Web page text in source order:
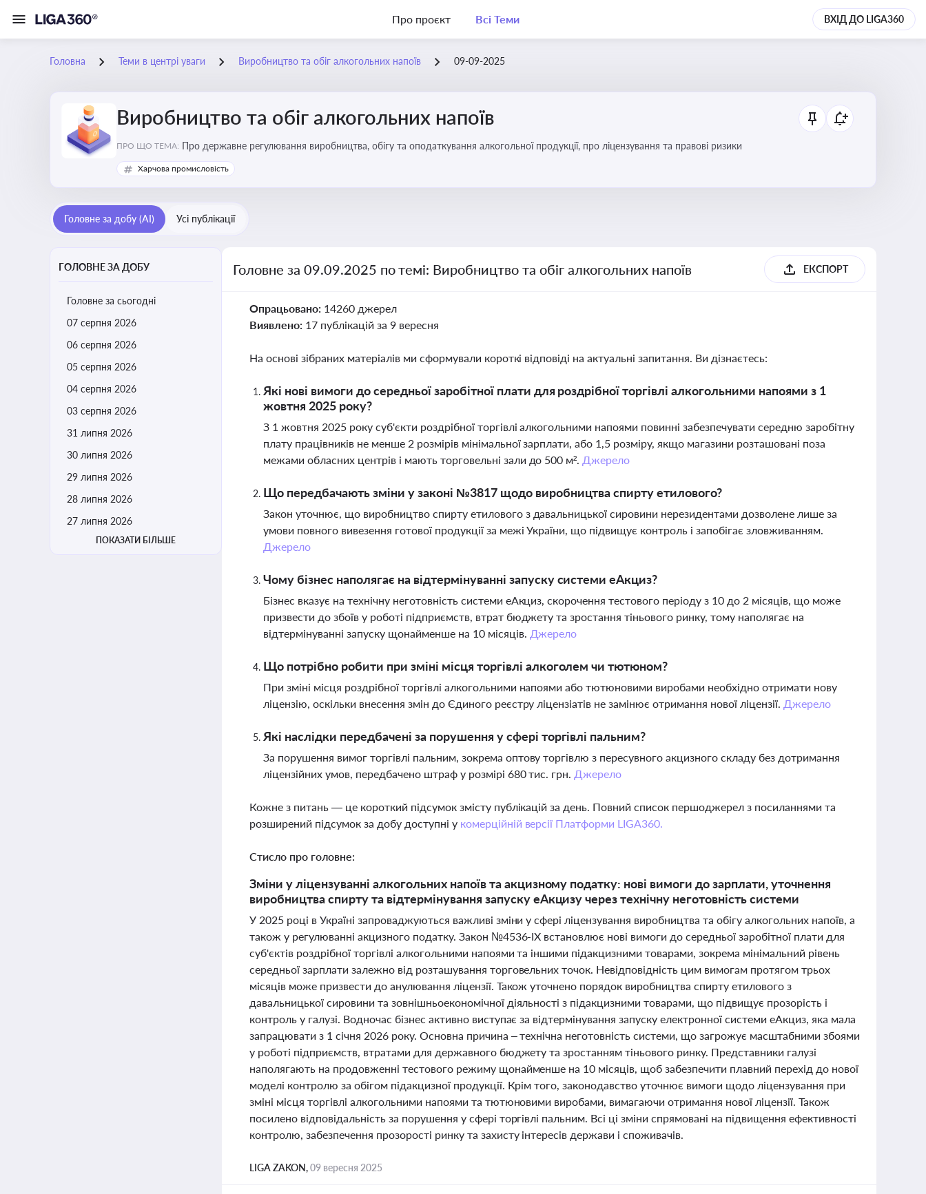
Про проєкт Всі Теми ВХІД ДО LIGA360
Головна Теми в центрі уваги Виробництво та обіг алкогольних напоїв 09-09-2025
Виробництво та обіг алкогольних напоїв
ПРО ЩО ТЕМА: Про державне регулювання виробництва, обігу та оподаткування алкогольної продукції, про ліцензування та правові ризики
Харчова промисловість
Головне за добу (AI) Усі публікації
ГОЛОВНЕ ЗА ДОБУ
Головне за сьогодні
07 серпня 2026
06 серпня 2026
05 серпня 2026
04 серпня 2026
03 серпня 2026
31 липня 2026
30 липня 2026
29 липня 2026
28 липня 2026
27 липня 2026
ПОКАЗАТИ БІЛЬШЕ
Головне за 09.09.2025 по темі: Виробництво та обіг алкогольних напоїв ЕКСПОРТ
Опрацьовано: 14260 джерел
Виявлено: 17 публікацій за 9 вересня
На основі зібраних матеріалів ми сформували короткі відповіді на актуальні запитання. Ви дізнаєтесь:
Які нові вимоги до середньої заробітної плати для роздрібної торгівлі алкогольними напоями з 1
жовтня 2025 року?
З 1 жовтня 2025 року суб'єкти роздрібної торгівлі алкогольними напоями повинні забезпечувати середню заробітну
плату працівників не менше 2 розмірів мінімальної зарплати, або 1,5 розміру, якщо магазини розташовані поза
межами обласних центрів і мають торговельні зали до 500 м². Джерело
Що передбачають зміни у законі №3817 щодо виробництва спирту етилового?
Закон уточнює, що виробництво спирту етилового з давальницької сировини нерезидентами дозволене лише за
умови повного вивезення готової продукції за межі України, що підвищує контроль і запобігає зловживанням.
Джерело
Чому бізнес наполягає на відтермінуванні запуску системи еАкциз?
Бізнес вказує на технічну неготовність системи еАкциз, скорочення тестового періоду з 10 до 2 місяців, що може
призвести до збоїв у роботі підприємств, втрат бюджету та зростання тіньового ринку, тому наполягає на
відтермінуванні запуску щонайменше на 10 місяців. Джерело
Що потрібно робити при зміні місця торгівлі алкоголем чи тютюном?
При зміні місця роздрібної торгівлі алкогольними напоями або тютюновими виробами необхідно отримати нову
ліцензію, оскільки внесення змін до Єдиного реєстру ліцензіатів не замінює отримання нової ліцензії. Джерело
Які наслідки передбачені за порушення у сфері торгівлі пальним?
За порушення вимог торгівлі пальним, зокрема оптову торгівлю з пересувного акцизного складу без дотримання
ліцензійних умов, передбачено штраф у розмірі 680 тис. грн. Джерело
Кожне з питань — це короткий підсумок змісту публікацій за день. Повний список першоджерел з посиланнями та
розширений підсумок за добу доступні у комерційній версії Платформи LIGA360.
Стисло про головне:
Зміни у ліцензуванні алкогольних напоїв та акцизному податку: нові вимоги до зарплати, уточнення
виробництва спирту та відтермінування запуску еАкцизу через технічну неготовність системи
У 2025 році в Україні запроваджуються важливі зміни у сфері ліцензування виробництва та обігу алкогольних напоїв, а
також у регулюванні акцизного податку. Закон №4536-IX встановлює нові вимоги до середньої заробітної плати для
суб'єктів роздрібної торгівлі алкогольними напоями та іншими підакцизними товарами, зокрема мінімальний рівень
середньої зарплати залежно від розташування торговельних точок. Невідповідність цим вимогам протягом трьох
місяців може призвести до анулювання ліцензії. Також уточнено порядок виробництва спирту етилового з
давальницької сировини та зовнішньоекономічної діяльності з підакцизними товарами, що підвищує прозорість і
контроль у галузі. Водночас бізнес активно виступає за відтермінування запуску електронної системи еАкциз, яка мала
запрацювати з 1 січня 2026 року. Основна причина – технічна неготовність системи, що загрожує масштабними збоями
у роботі підприємств, втратами для державного бюджету та зростанням тіньового ринку. Представники галузі
наполягають на продовженні тестового режиму щонайменше на 10 місяців, щоб забезпечити плавний перехід до нової
моделі контролю за обігом підакцизної продукції. Крім того, законодавство уточнює вимоги щодо ліцензування при
зміні місця торгівлі алкогольними напоями та тютюновими виробами, вимагаючи отримання нової ліцензії. Також
посилено відповідальність за порушення у сфері торгівлі пальним. Всі ці зміни спрямовані на підвищення ефективності
контролю, забезпечення прозорості ринку та захисту інтересів держави і споживачів.
LIGA ZAKON,09 вересня 2025